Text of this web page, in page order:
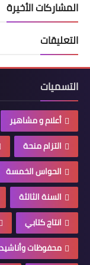
المشاركات الأخيرة
التعليقات
التسميات
أعلام و مشاهير
التزام منحة
الحواس الخمسة
السنة الثالثة
انتاج كتابي
محفوظات وأناشيد